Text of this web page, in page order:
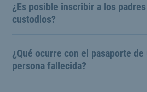
¿Es posible inscribir a los padres
custodios?
¿Qué ocurre con el pasaporte de
persona fallecida?